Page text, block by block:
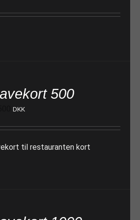
500
DKK
til restauranten kort